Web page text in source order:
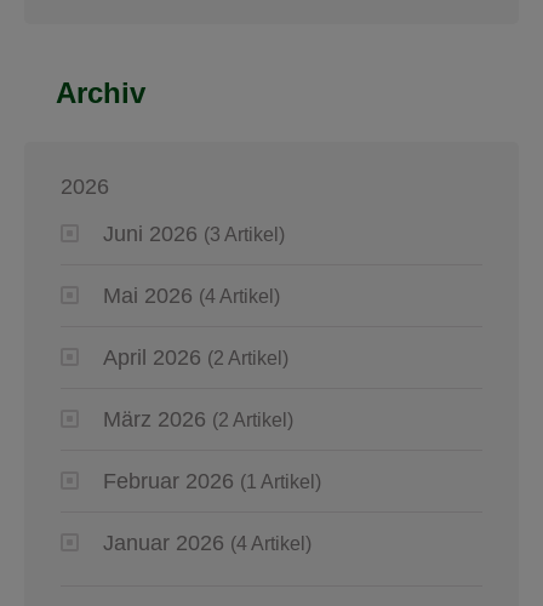
Archiv
2026
Juni 2026 (3 Artikel)
Mai 2026 (4 Artikel)
April 2026 (2 Artikel)
März 2026 (2 Artikel)
Februar 2026 (1 Artikel)
Januar 2026 (4 Artikel)